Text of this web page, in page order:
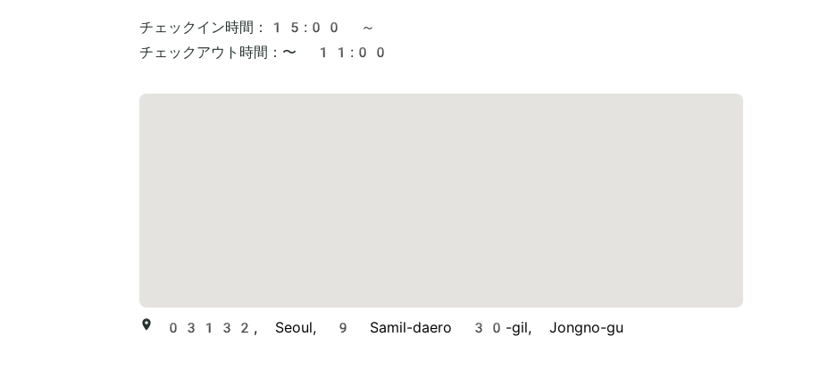
チェックイン時間：
15:00 ～
チェックアウト時間： 〜 11:00
03132, Seoul, 9 Samil-daero 30-gil, Jongno-gu